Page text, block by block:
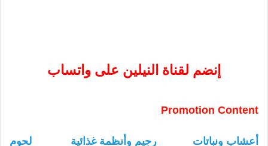
إنضم لقناة النيلين على واتساب
Promotion Content
أعشاب ونباتات رجيم وأنظمة غذائية
لحوم